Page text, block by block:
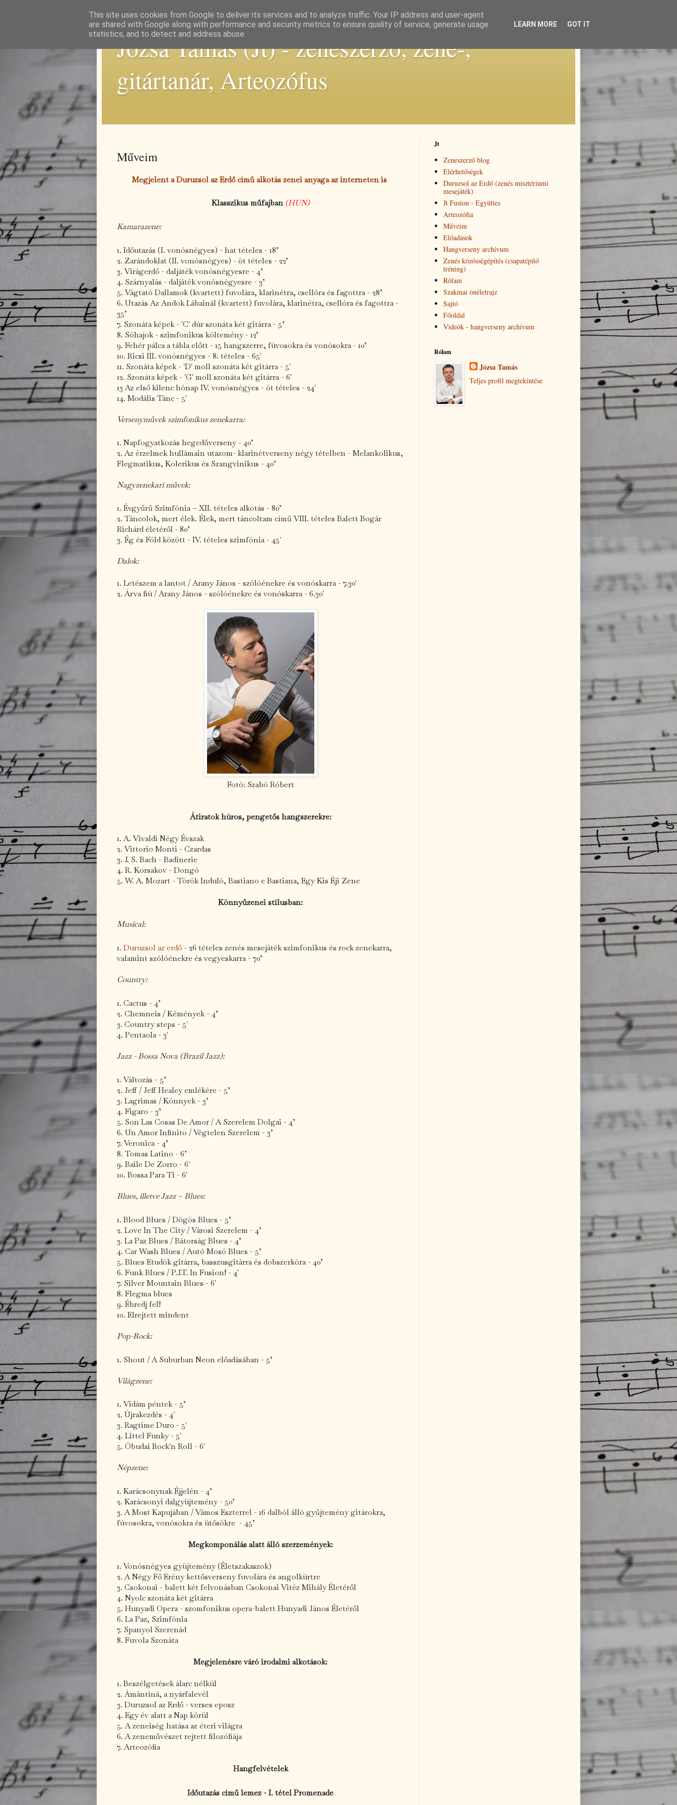
Józsa Tamás (Jt) - zeneszerző, zene-,
gitártanár, Arteozófus
Műveim
Megjelent a Duruzsol az Erdő című alkotás zenei anyaga az interneten is
Klasszikus műfajban (HUN)
Kamarazene:
1. Időutazás (I. vonósnégyes) - hat tételes - 18’
2. Zarándoklat (II. vonósnégyes) - öt tételes - 22’
3. Virágerdő - daljáték vonósnégyesre - 4’
4. Szárnyalás - daljáték vonósnégyesre - 3’
5. Vágtató Dallamok (kvartett) fuvolára, klarinétra, csellóra és fagottra - 28’
6. Utazás Az Andok Lábainál (kvartett) fuvolára, klarinétra, csellóra és fagottra -
35’
7. Szonáta képek - 'C' dúr szonáta két gitárra - 5’
8. Sóhajok - szimfonikus költemény - 12’
9. Fehér pálca a tábla előtt - 15 hangszerre, fúvosokra és vonósokra - 10’
10. Ricsi III. vonósnégyes - 8. tételes - 65'
11. Szonáta képek - 'D' moll szonáta két gitárra - 5'
12. Szonáta képek - 'G' moll szonáta két gitárra - 6'
13 Az első kilenc hónap IV. vonósnégyes - öt tételes - 24'
14. Modális Tánc - 5'
Versenyművek szimfonikus zenekarra:
1. Napfogyatkozás hegedűverseny - 40’
2. Az érzelmek hullámain utazom- klarinétverseny négy tételben - Melankolikus,
Flegmatikus, Kolerikus és Szangvinikus - 40’
Nagyzenekari művek:
1. Évgyűrű Szimfónia – XII. tételes alkotás - 80’
2. Táncolok, mert élek. Élek, mert táncoltam című VIII. tételes Balett Bogár
Richárd életéről - 80’
3. Ég és Föld között - IV. tételes szimfónia - 45'
Dalok:
1. Letészem a lantot / Arany János - szólóénekre és vonóskarra - 7.30'
2. Árva fiú / Arany János - szólóénekre és vonóskarra - 6.30'
Fotó: Szabó Róbert
Átiratok húros, pengetős hangszerekre:
1. A. Vivaldi Négy Évszak
2. Vittorio Monti - Czardas
3. J. S. Bach - Badinerie
4. R. Korsakov - Dongó
5. W. A. Mozart - Török Induló, Bastiano e Bastiana, Egy Kis Éji Zene
Könnyűzenei stílusban:
Musical:
1. Duruzsol az erdő - 26 tételes zenés mesejáték szimfonikus és rock zenekarra,
valamint szólóénekre és vegyeskarra - 70’
Country:
1. Cactus - 4’
2. Chemneis / Kémények - 4’
3. Country steps - 5'
4. Pentaola - 3'
Jazz - Bossa Nova (Brazil Jazz):
1. Változás - 5’
2. Jeff / Jeff Healey emlékére - 5’
3. Lagrimas / Könnyek - 3’
4. Figaro - 3’
5. Son Las Cosas De Amor / A Szerelem Dolgai - 4’
6. Un Amor Infinito / Végtelen Szerelem - 3’
7. Veronica - 4’
8. Tomas Latino - 6’
9. Baile De Zorro - 6'
10. Bossa Para Ti - 6'
Blues, illetve Jazz – Blues:
1. Blood Blues / Dögös Blues - 5’
2. Love In The City / Városi Szerelem - 4’
3. La Paz Blues / Bátorság Blues - 4’
4. Car Wash Blues / Autó Mosó Blues - 5’
5. Blues Etudök gitárra, basszusgitárra és dobszerkóra - 40’
6. Funk Blues / P.J.T. In Fusion! - 4'
7. Silver Mountain Blues - 6'
8. Flegma blues
9. Ébredj fel!
10. Elrejtett mindent
Pop-Rock:
1. Shout / A Suburban Neon előadásában - 5’
Világzene:
1. Vidám péntek - 5’
2. Újrakezdés - 4'
3. Ragtime Duro - 5'
4. Littel Funky - 5'
5. Óbudai Rock'n Roll - 6'
Népzene:
1. Karácsonynak Éjjelén - 4’
2. Karácsonyi dalgyüjtemény - 50’
3. A Most Kapujában / Vámos Eszterrel - 16 dalból álló gyűjtemény gitárokra,
fúvosokra, vonósokra és ütősökre - 45’
Megkomponálás alatt álló szerzemények:
1. Vonósnégyes gyüjtemény (Életszakaszok)
2. A Négy Fő Erény kettősverseny fuvolára és angolkürtre
3. Csokonai - balett két felvonásban Csokonai Vitéz Mihály Életéről
4. Nyolc szonáta két gitárra
5. Hunyadi Opera - szomfonikus opera-balett Hunyadi János Életéről
6. La Paz, Szimfónia
7. Spanyol Szerenád
8. Fuvola Szonáta
Megjelenésre váró irodalmi alkotások:
1. Beszélgetések álarc nélkül
2. Ámántíná, a nyárfalevél
3. Duruzsol az Erdő - verses eposz
4. Egy év alatt a Nap körül
5. A zeneiség hatása az éteri világra
6. A zeneművészet rejtett filozófiája
7. Arteozófia
Hangfelvételek
Időutazás című lemez - I. tétel Promenade
Jt
Zeneszerző blog
Elérhetőségek
Duruzsol az Erdő (zenés misztériumi
mesejáték)
Jt Fusion - Együttes
Arteozófia
Műveim
Előadások
Hangverseny archívum
Zenés közösségépítés (csapatépítő
tréning)
Rólam
Szakmai önéletrajz
Sajtó
Főoldal
Videók - hangverseny archívum
Rólam
Józsa Tamás
Teljes profil megtekintése
This site uses cookies from Google to deliver its services and to analyze traffic. Your IP address and user-agent
are shared with Google along with performance and security metrics to ensure quality of service, generate usage
statistics, and to detect and address abuse.
LEARN MORE GOT IT